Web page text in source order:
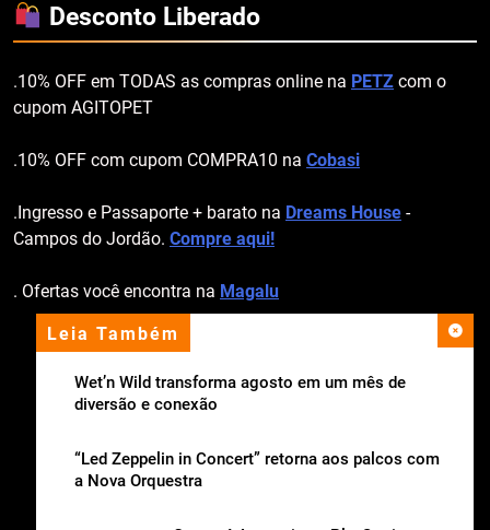
Leia Também
Wet’n Wild transforma agosto em um mês de
diversão e conexão
“Led Zeppelin in Concert” retorna aos palcos com
a Nova Orquestra
Desconto Liberado
.10% OFF em TODAS as compras online na PETZ com o
cupom AGITOPET
.10% OFF com cupom COMPRA10 na Cobasi
.Ingresso e Passaporte + barato na Dreams House -
Campos do Jordão. Compre aqui!
. Ofertas você encontra na Magalu
apoio institucional